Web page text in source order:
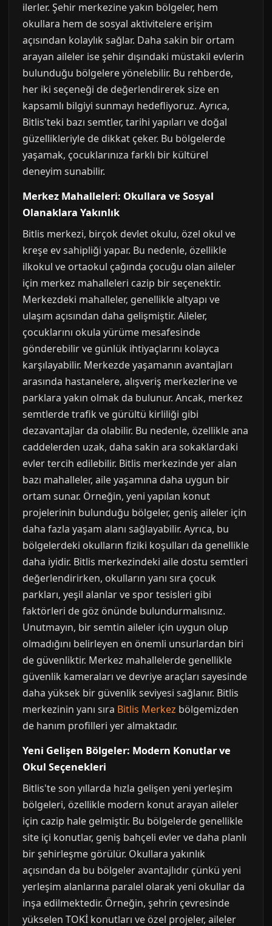
ilerler. Şehir merkezine yakın bölgeler, hem
okullara hem de sosyal aktivitelere erişim
açısından kolaylık sağlar. Daha sakin bir ortam
arayan aileler ise şehir dışındaki müstakil evlerin
bulunduğu bölgelere yönelebilir. Bu rehberde,
her iki seçeneği de değerlendirerek size en
kapsamlı bilgiyi sunmayı hedefliyoruz. Ayrıca,
Bitlis'teki bazı semtler, tarihi yapıları ve doğal
güzellikleriyle de dikkat çeker. Bu bölgelerde
yaşamak, çocuklarınıza farklı bir kültürel
deneyim sunabilir.
Merkez Mahalleleri: Okullara ve Sosyal
Olanaklara Yakınlık
Bitlis merkezi, birçok devlet okulu, özel okul ve
kreşe ev sahipliği yapar. Bu nedenle, özellikle
ilkokul ve ortaokul çağında çocuğu olan aileler
için merkez mahalleleri cazip bir seçenektir.
Merkezdeki mahalleler, genellikle altyapı ve
ulaşım açısından daha gelişmiştir. Aileler,
çocuklarını okula yürüme mesafesinde
gönderebilir ve günlük ihtiyaçlarını kolayca
karşılayabilir. Merkezde yaşamanın avantajları
arasında hastanelere, alışveriş merkezlerine ve
parklara yakın olmak da bulunur. Ancak, merkez
semtlerde trafik ve gürültü kirliliği gibi
dezavantajlar da olabilir. Bu nedenle, özellikle ana
caddelerden uzak, daha sakin ara sokaklardaki
evler tercih edilebilir. Bitlis merkezinde yer alan
bazı mahalleler, aile yaşamına daha uygun bir
ortam sunar. Örneğin, yeni yapılan konut
projelerinin bulunduğu bölgeler, geniş aileler için
daha fazla yaşam alanı sağlayabilir. Ayrıca, bu
bölgelerdeki okulların fiziki koşulları da genellikle
daha iyidir. Bitlis merkezindeki aile dostu semtleri
değerlendirirken, okulların yanı sıra çocuk
parkları, yeşil alanlar ve spor tesisleri gibi
faktörleri de göz önünde bulundurmalısınız.
Unutmayın, bir semtin aileler için uygun olup
olmadığını belirleyen en önemli unsurlardan biri
de güvenliktir. Merkez mahallelerde genellikle
güvenlik kameraları ve devriye araçları sayesinde
daha yüksek bir güvenlik seviyesi sağlanır. Bitlis
merkezinin yanı sıra Bitlis Merkez bölgemizden
de hanım profilleri yer almaktadır.
Yeni Gelişen Bölgeler: Modern Konutlar ve
Okul Seçenekleri
Bitlis'te son yıllarda hızla gelişen yeni yerleşim
bölgeleri, özellikle modern konut arayan aileler
için cazip hale gelmiştir. Bu bölgelerde genellikle
site içi konutlar, geniş bahçeli evler ve daha planlı
bir şehirleşme görülür. Okullara yakınlık
açısından da bu bölgeler avantajlıdır çünkü yeni
yerleşim alanlarına paralel olarak yeni okullar da
inşa edilmektedir. Örneğin, şehrin çevresinde
yükselen TOKİ konutları ve özel projeler, aileler